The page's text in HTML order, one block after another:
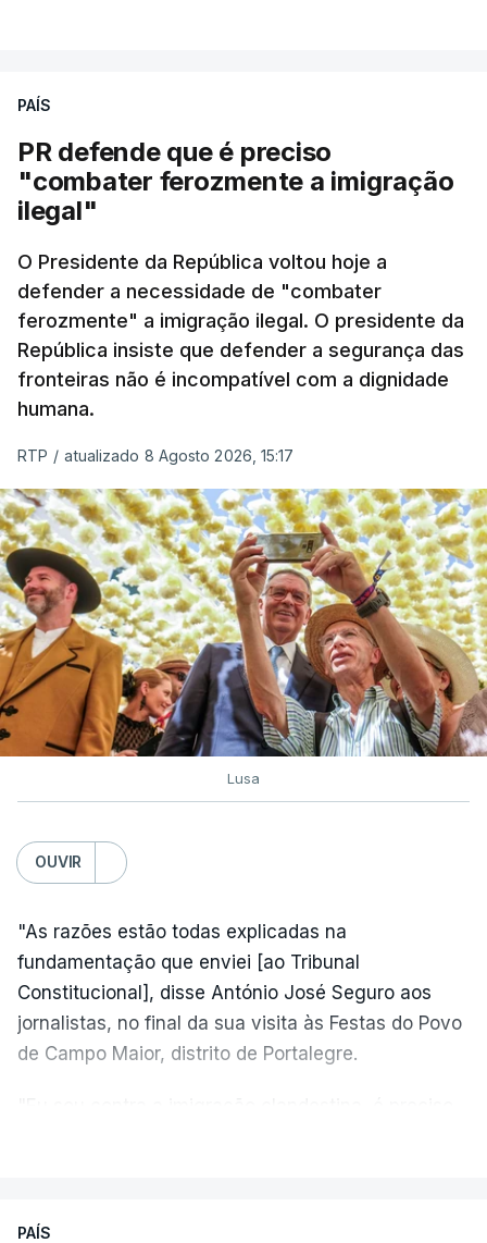
PAÍS
PR defende que é preciso
"combater ferozmente a imigração
ilegal"
O Presidente da República voltou hoje a
defender a necessidade de "combater
ferozmente" a imigração ilegal. O presidente da
República insiste que defender a segurança das
fronteiras não é incompatível com a dignidade
humana.
RTP / atualizado 8 Agosto 2026, 15:17
Lusa
OUVIR
"As razões estão todas explicadas na
fundamentação que enviei [ao Tribunal
Constitucional], disse António José Seguro aos
jornalistas, no final da sua visita às Festas do Povo
de Campo Maior, distrito de Portalegre.
nada disto é incompatível com tratarmos com
PAÍS